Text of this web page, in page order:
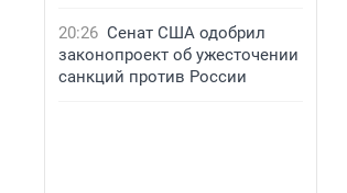
20:26 Сенат США одобрил
законопроект об ужесточении
санкций против России